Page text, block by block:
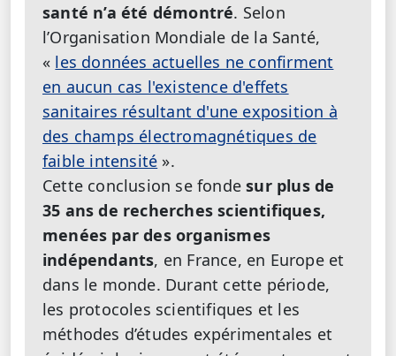
santé n’a été démontré. Selon
l’Organisation Mondiale de la Santé,
« les données actuelles ne confirment
en aucun cas l'existence d'effets
sanitaires résultant d'une exposition à
des champs électromagnétiques de
faible intensité ».
Cette conclusion se fondesur plus de
35 ans de recherches scientifiques,
menées par des organismes
indépendants, en France, en Europe et
dans le monde. Durant cette période,
les protocoles scientifiques et les
méthodes d’études expérimentales et